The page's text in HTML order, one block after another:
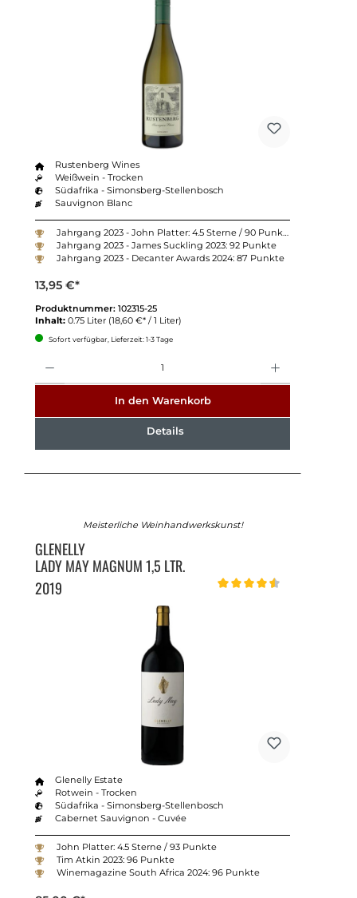
Rustenberg Wines
Weißwein - Trocken
Südafrika - Simonsberg-Stellenbosch
Sauvignon Blanc
Jahrgang 2023 - John Platter: 4.5 Sterne / 90 Punkte
Jahrgang 2023 - James Suckling 2023: 92 Punkte
Jahrgang 2023 - Decanter Awards 2024: 87 Punkte
13,95 €*
Produktnummer: 102315-25
Inhalt: 0.75 Liter (18,60 €* / 1 Liter)
Sofort verfügbar, Lieferzeit: 1-3 Tage
In den Warenkorb
Details
Meisterliche Weinhandwerkskunst!
GLENELLY
LADY MAY MAGNUM 1,5 LTR.
2019
Glenelly Estate
Rotwein - Trocken
Südafrika - Simonsberg-Stellenbosch
Cabernet Sauvignon - Cuvée
John Platter: 4.5 Sterne / 93 Punkte
Tim Atkin 2023: 96 Punkte
Winemagazine South Africa 2024: 96 Punkte